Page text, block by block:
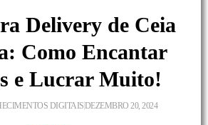
Delivery de Ceia
Como Encantar
e Lucrar Muito!
DIGITAISDEZEMBRO 20, 2024